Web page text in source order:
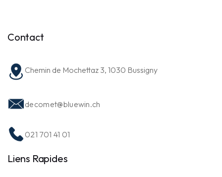
Contact
Chemin de Mochettaz 3, 1030 Bussigny
decomet@bluewin.ch
021 701 41 01
Liens Rapides